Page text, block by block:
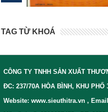
TAG TỪ KHOÁ
CÔNG TY TNHH SẢN XUẤT
ĐC: 237/70A HÒA BÌNH, KHU PHỐ
Website: www.sieuthitra.vn ,